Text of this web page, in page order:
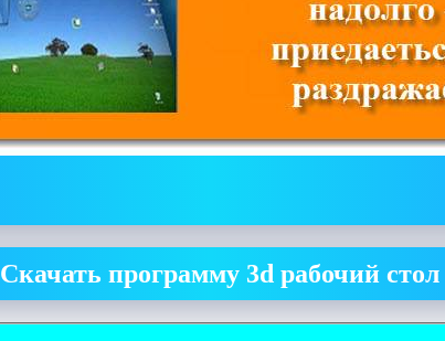
Скачать программу 3d рабочий стол